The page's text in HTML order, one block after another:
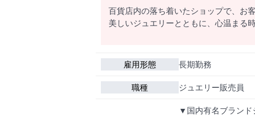
百貨店内の落ち着いたショップで、お
美しいジュエリーとともに、心温まる
雇用形態
長期勤務
職種
ジュエリー販売員
▼国内有名ブランド